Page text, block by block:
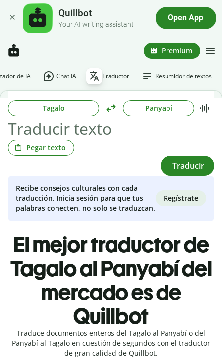
Quillbot
Your AI writing assistant
Open App
Premium
de IA Chat IA Traductor Resumidor de textos
Tagalo Panyabí
Pegar texto
Traducir
Recibe consejos culturales con cada
traducción. Inicia sesión para que tus
palabras conecten, no solo se traduzcan.
Regístrate
El mejor traductor de
Tagalo al Panyabí del
mercado es de
Quillbot
Traduce documentos enteros del Tagalo al Panyabí o del
Panyabí al Tagalo en cuestión de segundos con el traductor
de gran calidad de Quillbot.